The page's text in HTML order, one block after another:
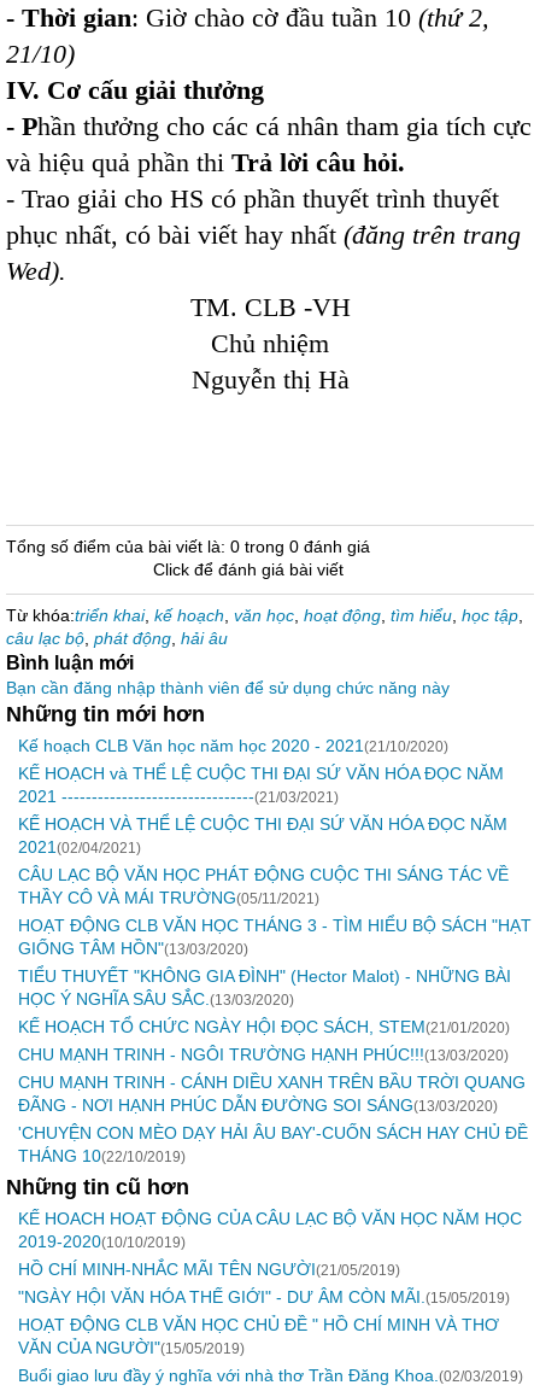
- Thời gian: Giờ chào cờ đầu tuần 10 (thứ 2,
21/10)
IV. Cơ cấu giải thưởng
- Phần thưởng cho các cá nhân tham gia tích cực
và hiệu quả phần thi Trả lời câu hỏi.
- Trao giải cho HS có phần thuyết trình thuyết
phục nhất, có bài viết hay nhất (đăng trên trang
Wed).
TM. CLB -VH
Chủ nhiệm
Nguyễn thị Hà
Tổng số điểm của bài viết là: 0 trong 0 đánh giá
Click để đánh giá bài viết
Từ khóa:triển khai, kế hoạch văn học hoạt động tìm hiểu học tập
câu lạc bộ phát động hải âu
Bình luận mới
Bạn cần đăng nhập thành viên để sử dụng chức năng này
Những tin mới hơn
Kế hoạch CLB Văn học năm học 2020 - 2021 (21/10/2020)
KẾ HOẠCH và THỂ LỆ CUỘC THI ĐẠI SỨ VĂN HÓA ĐỌC NĂM
2021 --------------------------------(21/03/2021)
KẾ HOẠCH VÀ THỂ LỆ CUỘC THI ĐẠI SỨ VĂN HÓA ĐỌC NĂM
2021 (02/04/2021)
CÂU LẠC BỘ VĂN HỌC PHÁT ĐỘNG CUỘC THI SÁNG TÁC VỀ
THẦY CÔ VÀ MÁI TRƯỜNG(05/11/2021)
HOẠT ĐỘNG CLB VĂN HỌC THÁNG 3 - TÌM HIỂU BỘ SÁCH "HẠT
GIỐNG TÂM HỒN"(13/03/2020)
TIỂU THUYẾT "KHÔNG GIA ĐÌNH" (Hector Malot) - NHỮNG BÀI
HỌC Ý NGHĨA SÂU SẮC. (13/03/2020)
KẾ HOẠCH TỔ CHỨC NGÀY HỘI ĐỌC SÁCH, STEM(21/01/2020)
CHU MẠNH TRINH - NGÔI TRƯỜNG HẠNH PHÚC!!!(13/03/2020)
CHU MẠNH TRINH - CÁNH DIỀU XANH TRÊN BẦU TRỜI QUANG
ĐÃNG - NƠI HẠNH PHÚC DẪN ĐƯỜNG SOI SÁNG(13/03/2020)
'CHUYỆN CON MÈO DẠY HẢI ÂU BAY'-CUỐN SÁCH HAY CHỦ ĐỀ
THÁNG 10(22/10/2019)
Những tin cũ hơn
KẾ HOACH HOẠT ĐỘNG CỦA CÂU LẠC BỘ VĂN HỌC NĂM HỌC
2019-2020(10/10/2019)
HỒ CHÍ MINH-NHẮC MÃI TÊN NGƯỜI(21/05/2019)
"NGÀY HỘI VĂN HÓA THẾ GIỚI" - DƯ ÂM CÒN MÃI. (15/05/2019)
HOẠT ĐỘNG CLB VĂN HỌC CHỦ ĐỀ " HỒ CHÍ MINH VÀ THƠ
VĂN CỦA NGƯỜI"(15/05/2019)
Buổi giao lưu đầy ý nghĩa với nhà thơ Trần Đăng Khoa. (02/03/2019)